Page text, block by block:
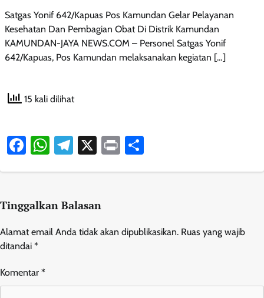
Satgas Yonif 642/Kapuas Pos Kamundan Gelar Pelayanan
Kesehatan Dan Pembagian Obat Di Distrik Kamundan
KAMUNDAN-JAYA NEWS.COM – Personel Satgas Yonif
642/Kapuas, Pos Kamundan melaksanakan kegiatan […]
15 kali dilihat
Facebook
WhatsApp
Telegram
X Print
Tinggalkan Balasan
Alamat email Anda tidak akan dipublikasikan. Ruas yang wajib
ditandai *
Komentar *